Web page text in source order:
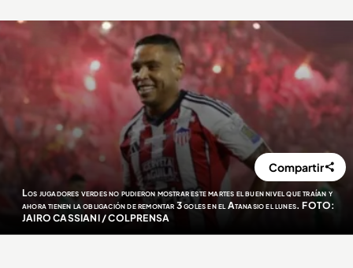
Los jugadores verdes no pudieron mostrar este martes el buen nivel que traían y
ahora tienen la obligación de remontar 3 goles en el Atanasio el lunes. FOTO:
JAIRO CASSIANI / COLPRENSA
Compartir